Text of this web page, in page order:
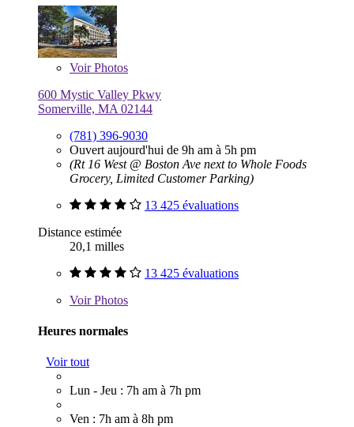
VoirPhotos
600 Mystic Valley Pkwy
Somerville, MA 02144
(781) 396-9030
Ouvert aujourd'hui de 9h am à 5h pm
(Rt 16 West @ Boston Ave next to Whole Foods
Grocery, Limited Customer Parking)
13 425 évaluations
Distance estimée
20,1 milles
13 425 évaluations
VoirPhotos
Heures normales
Voir tout
Lun - Jeu : 7h am à 7h pm
Ven : 7h am à 8h pm